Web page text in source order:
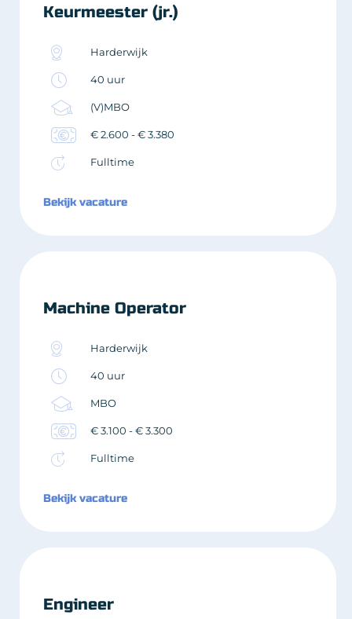
Keurmeester (jr.)
Harderwijk
40 uur
(V)MBO
€ 2.600 - € 3.380
Fulltime
Bekijk vacature
Machine Operator
Harderwijk
40 uur
MBO
€ 3.100 - € 3.300
Fulltime
Bekijk vacature
Engineer